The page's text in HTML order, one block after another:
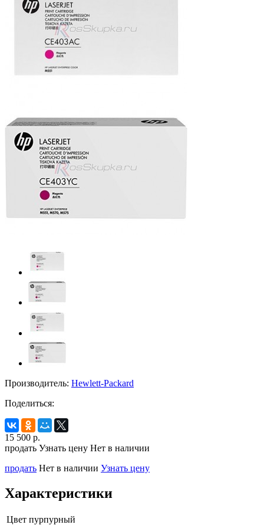
Производитель: Hewlett-Packard
Поделиться:
15 500 р.
продать Узнать цену Нет в наличии
продать Нет в наличии Узнать цену
Характеристики
Цвет пурпурный